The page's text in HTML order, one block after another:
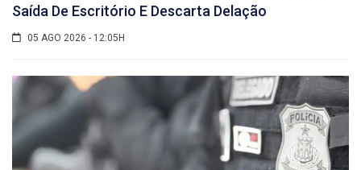
Saída De Escritório E Descarta Delação
05 AGO 2026 - 12:05H